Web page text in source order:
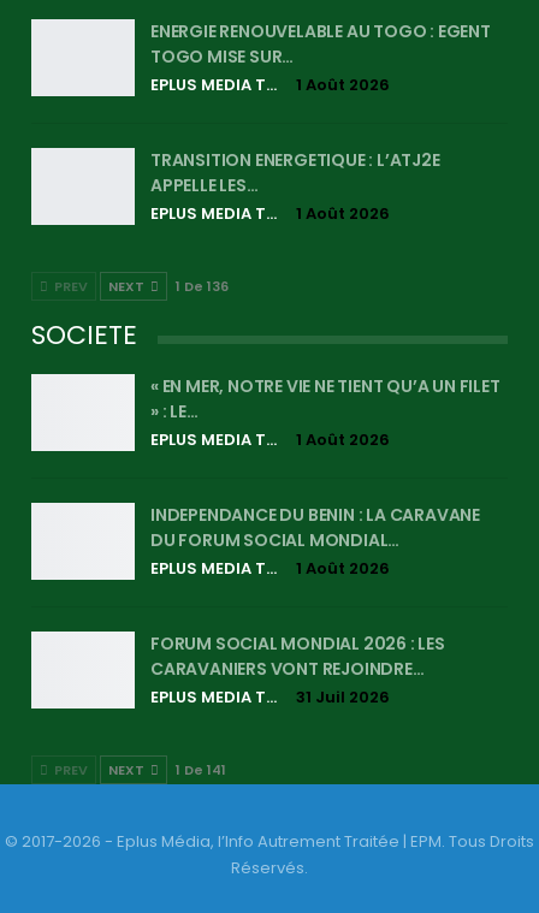
ENERGIE RENOUVELABLE AU TOGO : EGENT
TOGO MISE SUR…
EPLUS MEDIA TV 1 Août 2026
TRANSITION ENERGETIQUE : L’ATJ2E
APPELLE LES…
EPLUS MEDIA TV 1 Août 2026
PREV NEXT 1 De 136
SOCIETE
« EN MER, NOTRE VIE NE TIENT QU’A UN FILET
» : LE…
EPLUS MEDIA TV 1 Août 2026
INDEPENDANCE DU BENIN : LA CARAVANE
DU FORUM SOCIAL MONDIAL…
EPLUS MEDIA TV 1 Août 2026
FORUM SOCIAL MONDIAL 2026 : LES
CARAVANIERS VONT REJOINDRE…
EPLUS MEDIA TV 31 Juil 2026
PREV NEXT 1 De 141
© 2017-2026 - Eplus Média, l’Info Autrement Traitée | EPM. Tous Droits
Réservés.